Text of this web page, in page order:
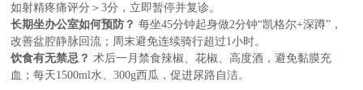
如射精疼痛评分＞3分，立即暂停并复诊。
长期坐办公室如何预防？ 每坐45分钟起身做2分钟“凯格尔+深蹲”，
改善盆腔静脉回流；周末避免连续骑行超过1小时。
饮食有无禁忌？ 术后一月禁食辣椒、花椒、高度酒，避免黏膜充
血；每天1500ml水、300g西瓜，促进尿路自洁。